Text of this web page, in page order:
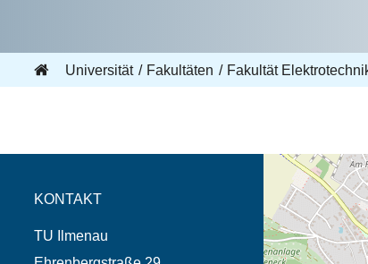
Universität Fakultäten Fakultät
KONTAKT
TU Ilmenau
Öffnet die
Tab (Karte)